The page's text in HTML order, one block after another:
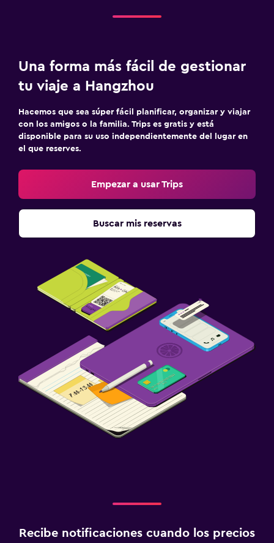
Una forma más fácil de gestionar
tu viaje a Hangzhou
Hacemos que sea súper fácil planificar, organizar y viajar
con los amigos o la familia. Trips es gratis y está
disponible para su uso independientemente del lugar en
el que reserves.
Empezar a usar Trips
Buscar mis reservas
Recibe notificaciones cuando los precios